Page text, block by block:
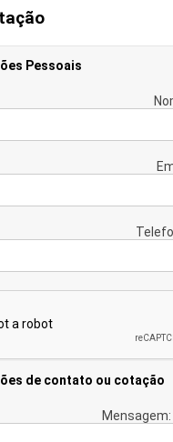
Pessoais
de contato ou cotação
Mensagem: